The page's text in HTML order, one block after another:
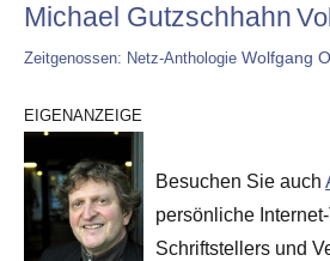
Michael Gutzschhahn
Zeitgenossen: Netz-Anthologie Wolfgang
EIGENANZEIGE
Besuchen Sie auch
persönliche
Schriftstellers und